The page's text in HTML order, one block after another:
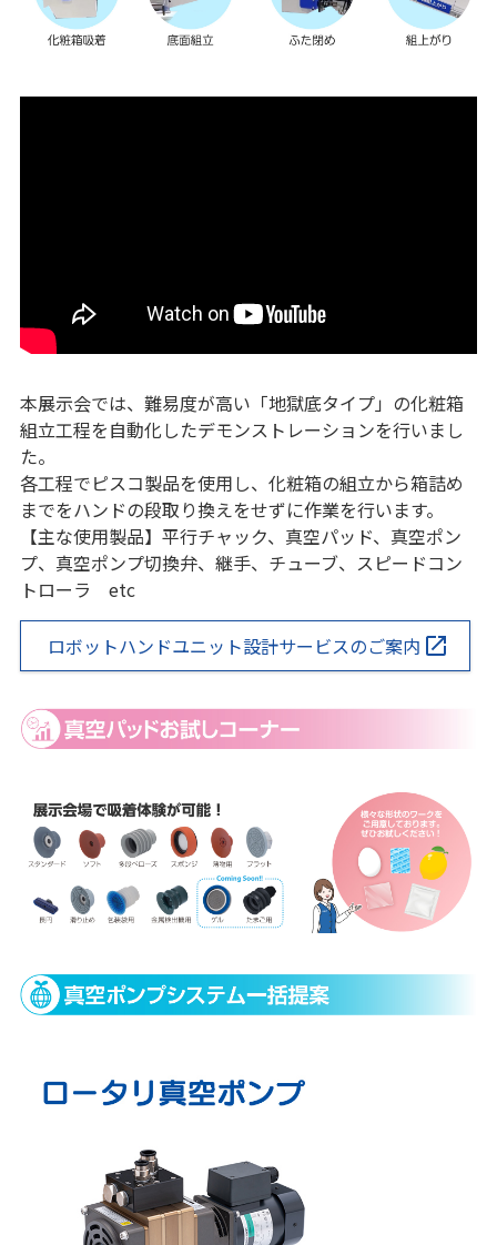
本展示会では、難易度が高い「地獄底タイプ」の化粧箱
組立工程を自動化したデモンストレーションを行いまし
た。
各工程でピスコ製品を使用し、化粧箱の組立から箱詰め
までをハンドの段取り換えをせずに作業を行います。
【主な使用製品】平行チャック、真空パッド、真空ポン
プ、真空ポンプ切換弁、継手、チューブ、スピードコン
トローラ etc
ロボットハンドユニット設計サービスのご案内